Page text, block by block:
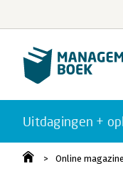
Uitdagingen +
Online magazine